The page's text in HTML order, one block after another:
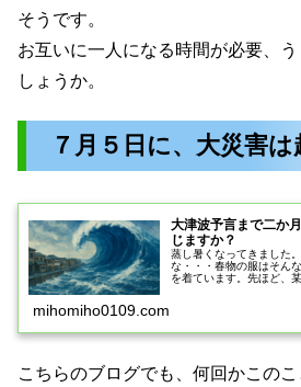
そうです。
お互いに一人になる時間が必要、
しょうか。
７月５日に、大災害は
大津波予言まで二か
じますか？
蒸し暑くなってきました
な・・・春物の服はそん
を着ています。先ほど、
mihomiho0109.com
こちらのブログでも、何回かこの